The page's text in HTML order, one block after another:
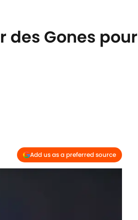
des Gones pour
Add us as a preferred source